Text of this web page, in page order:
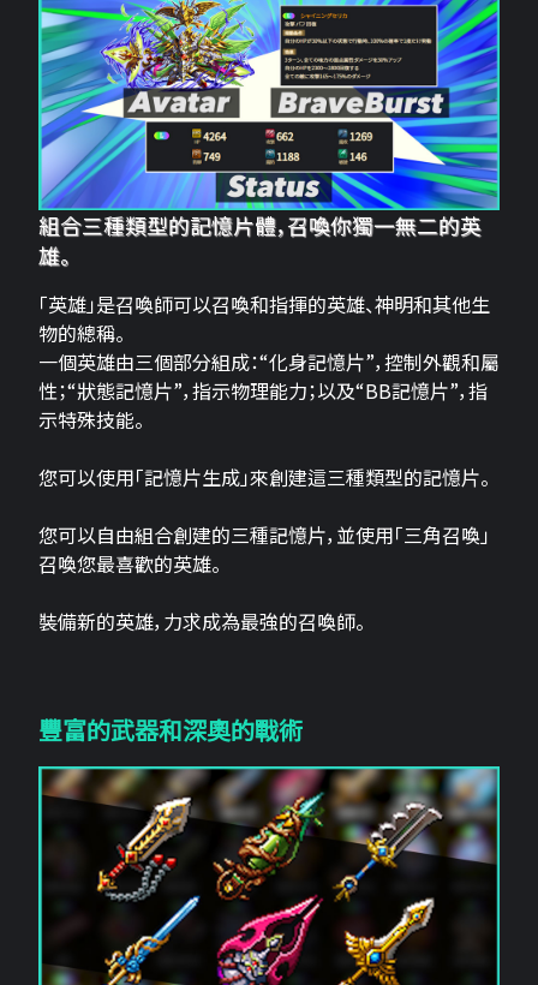
組合三種類型的記憶片體，召喚你獨一無二的英
雄。
「英雄」是召喚師可以召喚和指揮的英雄、神明和其他生
物的總稱。
一個英雄由三個部分組成：“化身記憶片”，控制外觀和屬
性；“狀態記憶片”，指示物理能力；以及“BB記憶片”，指
示特殊技能。
您可以使用「記憶片生成」來創建這三​​種類型的記憶片。
您可以自由組合創建的三種記憶片，並使用「三角召喚」
召喚您最喜歡的英雄。
裝備新的英雄，力求成為最強的召喚師。
豐富的武器和深奧的戰術